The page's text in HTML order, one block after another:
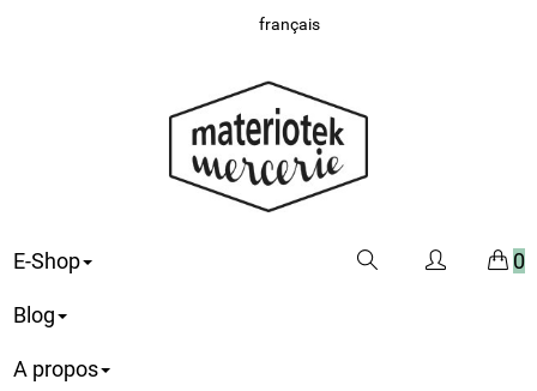
français
E-Shop
Blog
A propos
0